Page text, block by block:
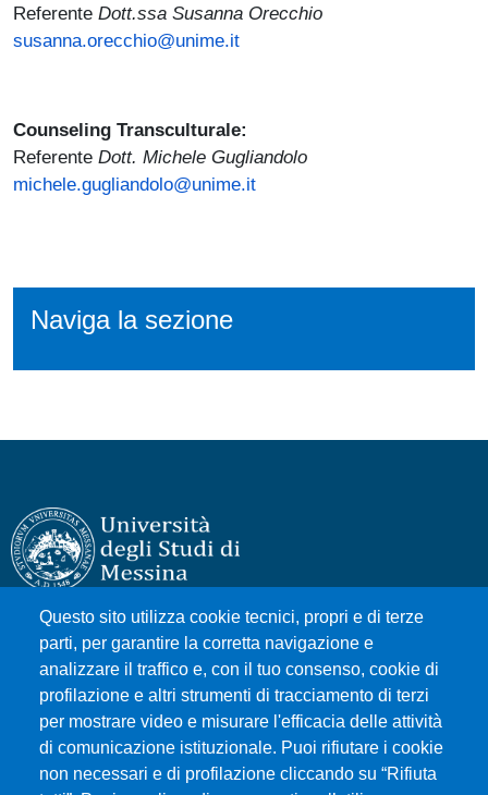
Referente Dott.ssa Susanna Orecchio
susanna.orecchio@unime.it
Counseling Transculturale:
Referente Dott. Michele Gugliandolo
michele.gugliandolo@unime.it
Naviga la sezione
Questo sito utilizza cookie tecnici, propri e di terze
parti, per garantire la corretta navigazione e
analizzare il traffico e, con il tuo consenso, cookie di
profilazione e altri strumenti di tracciamento di terzi
per mostrare video e misurare l'efficacia delle attività
di comunicazione istituzionale. Puoi rifiutare i cookie
non necessari e di profilazione cliccando su “Rifiuta
Università degli Studi di Messina
Piazza Pugliatti, 1 - 98122 Messina
Cod. Fiscale 80004070837
P.IVA 00724160833
Centralino: 090 676 1